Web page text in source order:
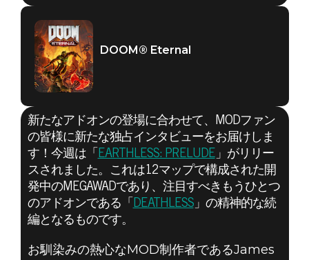
DOOM® Eternal
DOOM® Eternal
新たなアドオンの登場に合わせて、MODファン
の皆様に新たな独占インタビューをお届けしま
す！今週は「 EARTHLESS: PRELUDE」がリリー
スされました。これは12マップで構成された開
発中のMEGAWADであり、注目すべきもうひとつ
のアドオンである「 DEATHLESS」の精神的な続
編となるものです。
お馴染みの熱心なMOD制作者であるJames